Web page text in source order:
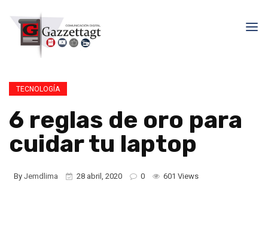
TECNOLOGÍA
6 reglas de oro para
cuidar tu laptop
By Jemdlima 28 abril, 2020 0 601 Views